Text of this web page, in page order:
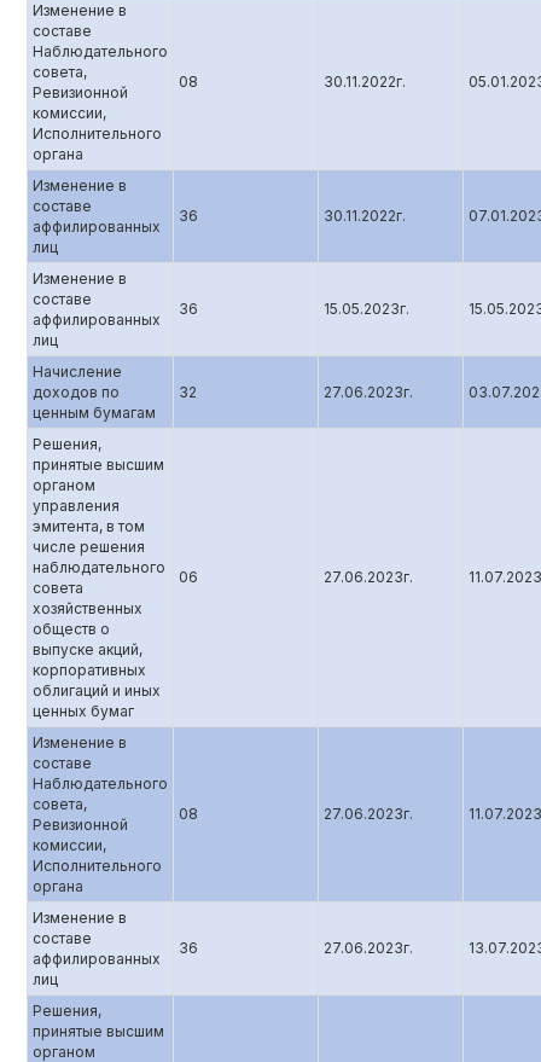
Изменение в
составе
Наблюдательного
совета,
Ревизионной
комиссии,
Исполнительного
органа
08 30.11.2022г.
Изменение в
составе
аффилированных
лиц
36 30.11.2022г.
Изменение в
составе
аффилированных
лиц
36 15.05.2023г.
Начисление
доходов по
ценным бумагам
32 27.06.2023г.
Решения,
принятые высшим
органом
управления
эмитента, в том
числе решения
наблюдательного
совета
хозяйственных
обществ о
выпуске акций,
корпоративных
облигаций и иных
ценных бумаг
06 27.06.2023г. 11.07.2023
Изменение в
составе
Наблюдательного
совета,
Ревизионной
комиссии,
Исполнительного
органа
08 27.06.2023г. 11.07.2023
Изменение в
составе
аффилированных
лиц
36 27.06.2023г.
Решения,
принятые высшим
органом